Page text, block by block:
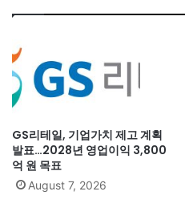
GS리테일, 기업가치 제고 계획
발표…2028년 영업이익 3,800
억 원 목표
August 7, 2026